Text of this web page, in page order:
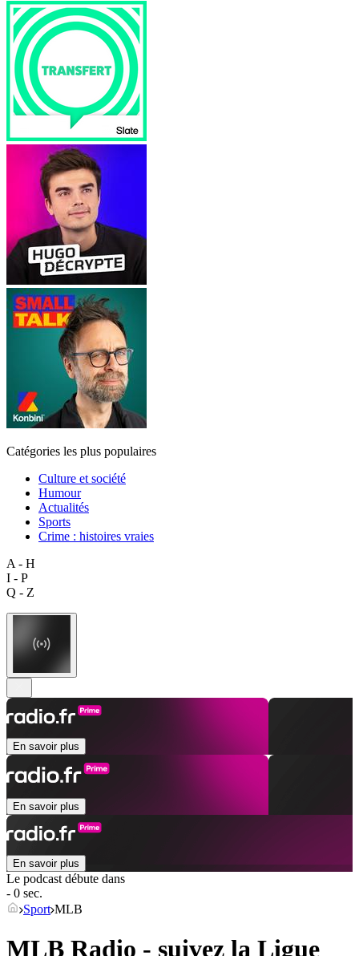
Catégories les plus populaires
Culture et société
Humour
Actualités
Sports
Crime : histoires vraies
A - H
I - P
Q - Z
En savoir plus
En savoir plus
En savoir plus
Le podcast débute dans
- 0 sec.
Sport MLB
MLB Radio - suivez la Ligue